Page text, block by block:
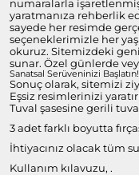
numaralarla
yaratmanıza rehberlik
sayede her resimde
seçeneklerimizle her
okuruz. Sitemizdeki
sunar. Özel günlerde
Sanatsal Serüveninizi Başlatın!
Sonuç olarak, sitemizi
Eşsiz resimlerinizi
Tuval şasesine gerili
3 adet farklı boyutta
İhtiyacınız olacak tüm
Kullanım kılavuzu, .